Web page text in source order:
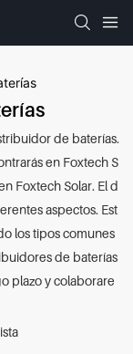
de baterías.
en Foxtech S
Foxtech Solar. El d
aspectos. Est
los tipos comunes
de baterías
plazo y colaborare